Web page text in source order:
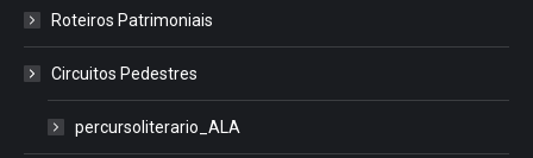
Roteiros Patrimoniais
Circuitos Pedestres
percursoliterario_ALA